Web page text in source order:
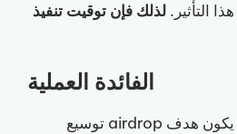
لذلك فإن توقيت تنفيذ
الفائدة العملية
في الكثير من الأحيان لا يكون هدف airdrop توسيع